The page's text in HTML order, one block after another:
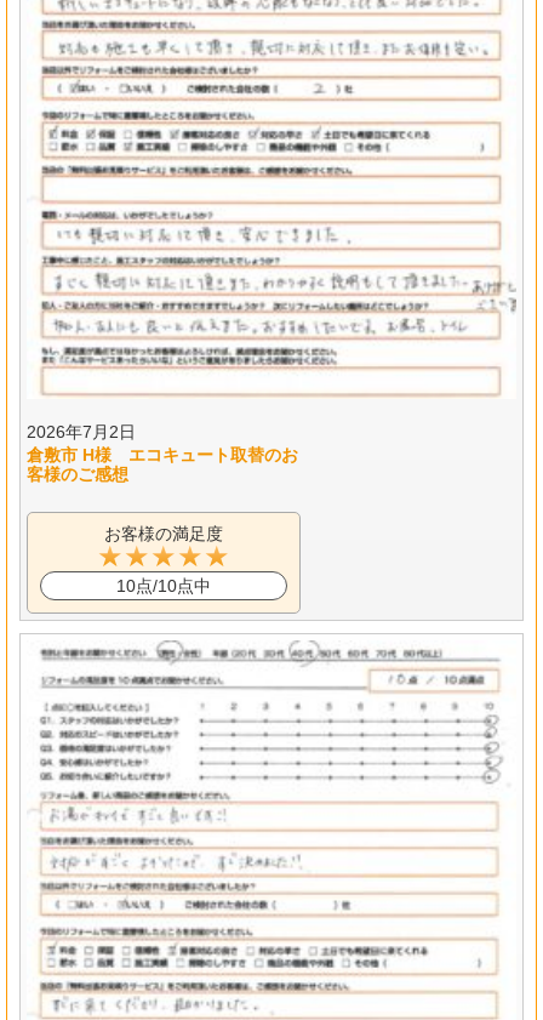
2026年7月2日
倉敷市 H様 エコキュート取替のお
客様のご感想
お客様の満足度
10点/10点中